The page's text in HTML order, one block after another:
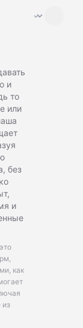
⌄
и
то
или
без
и
как
из